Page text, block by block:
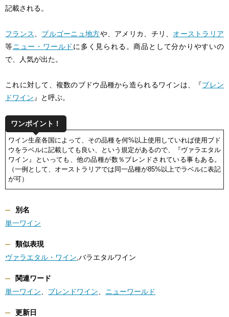
記載される。
フランス ブルゴーニュ地方や、アメリカ、チリ、 オーストラリア
等ニュー・ワールド に多く見られる。商品として分かりやすいの
で、人気が出た。
これに対して、複数のブドウ品種から造られるワインは、『ブレン
ドワイン 』と呼ぶ。
ワンポイント！
ワイン生産各国によって、その品種を何%以上使用していれば使用ブド
ウをラベルに記載しても良い、という規定があるので、『ヴァラエタル
ワイン』といっても、他の品種が数％ブレンドされている事もある。
（一例として、オーストラリアでは同一品種が85%以上でラベルに表記
が可）
別名
単一ワイン
類似表現
ヴァラエタル・ワイン ,バラエタルワイン
関連ワード
単一ワイン
ブレンドワイン ニューワールド
更新日